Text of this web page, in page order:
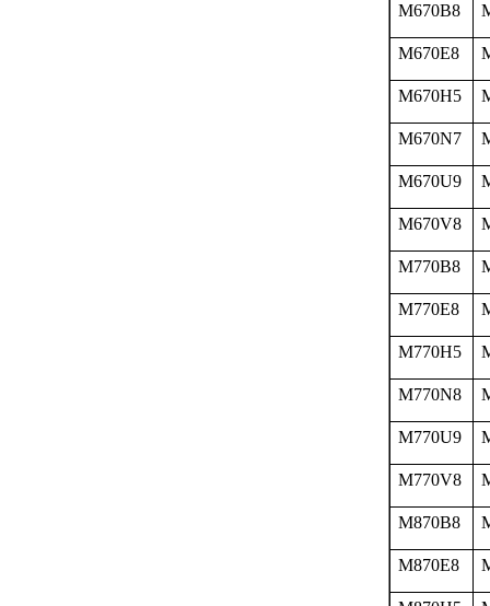
M670B8
M670E8
M670H5
M670N7
M670U9
M670V8
M770B8
M770E8
M770H5
M770N8
M770U9
M770V8
M870B8
M870E8